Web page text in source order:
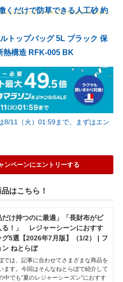
くだけで防草できる人工砂 約
トップバッグ 5L ブラック 保
熱構造 RFK-005 BK
8/11（火）01:59まで。まずはエン
ンペーンにエントリーする
はこちら！
だけ持つのに最適」「長財布がピ
る！」 レジャーシーンにおすす
グ5選【2026年7月版】（1/2） | フ
ン ねとらぼ
では、記事に合わせてさまざまな商品を
ます。今回はそんなねとらぼで紹介して
中でも“夏のレジャーシーズン”におすす